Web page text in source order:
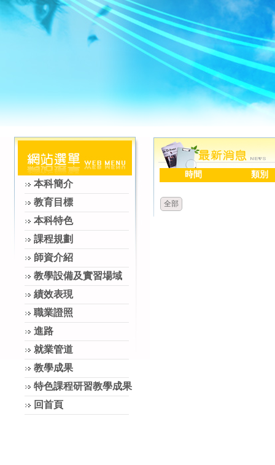
本科簡介
教育目標
本科特色
課程規劃
師資介紹
教學設備及實習場域
績效表現
職業證照
進路
就業管道
教學成果
特色課程研習教學成果
回首頁
時間 類別
全部